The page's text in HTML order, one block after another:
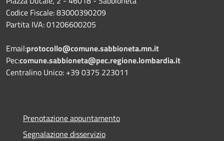
Codice Fiscale: 83000390209
Partita IVA: 01206600205
Email:protocollo@comune.sabbioneta.mn.it
Pec:comune.sabbioneta@pec.regione.lombardia.it
Centralino Unico: +39 0375 223011
Prenotazione appuntamento
Segnalazione disservizio